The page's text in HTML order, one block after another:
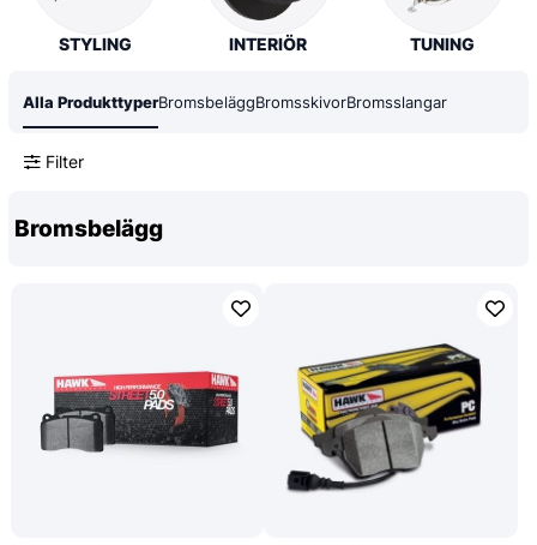
STYLING INTERIÖR TUNING
Alla ProdukttyperBromsbeläggBromsskivorBromsslangar
Filter
Bromsbelägg